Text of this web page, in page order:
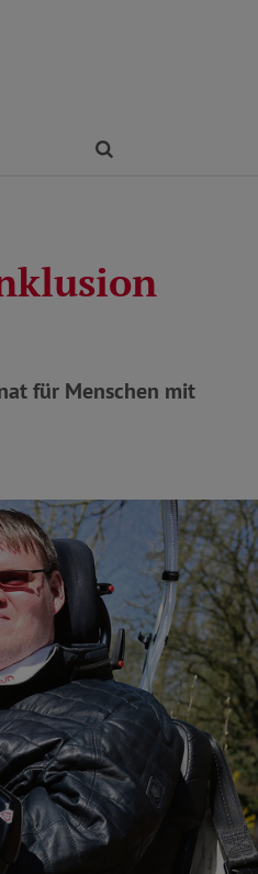
für Menschen mit